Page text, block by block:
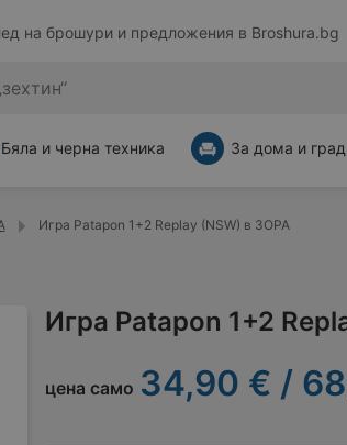
на брошури и предложения в Broshura.bg
Бяла и черна техника За дома и
Игра Patapon 1+2 Replay (NSW) в ЗОРА
Игра Patapon 1+2
цена само 34,90 € /